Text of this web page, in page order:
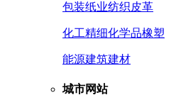
包装纸业纺织皮革
化工精细化学品橡塑
能源建筑建材
城市网站